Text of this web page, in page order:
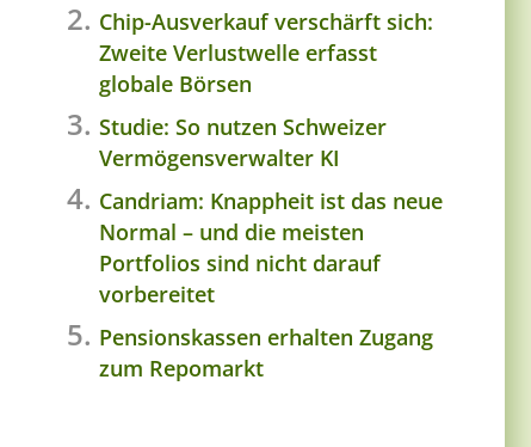
Chip-Ausverkauf verschärft sich:
Zweite Verlustwelle erfasst
globale Börsen
Studie: So nutzen Schweizer
Vermögensverwalter KI
Candriam: Knappheit ist das neue
Normal – und die meisten
Portfolios sind nicht darauf
vorbereitet
Pensionskassen erhalten Zugang
zum Repomarkt